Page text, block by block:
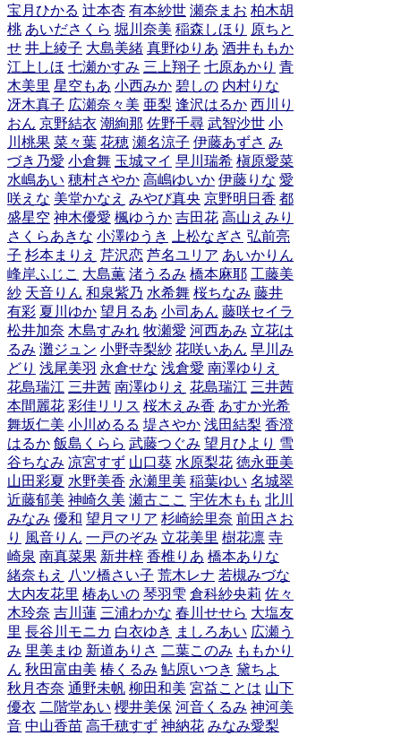
宝月ひかる 辻本杏 有本紗世 瀬奈まお 柏木胡
桃 あいださくら 堀川奈美 稲森しほり 原ちと
せ 井上綾子 大島美緒 真野ゆりあ 酒井ももか
江上しほ 七瀬かすみ 三上翔子 七原あかり 青
木美里 星空もあ 小西みか 碧しの 内村りな
冴木真子 広瀬奈々美 亜梨 逢沢はるか 西川り
おん 京野結衣 潮絢那 佐野千尋 武智沙世 小
川桃果 菜々葉 花穂 瀬名涼子 伊藤あずさ み
づき乃愛 小倉舞 玉城マイ 早川瑞希 槇原愛菜
水嶋あい 穂村さやか 高嶋ゆいか 伊藤りな 愛
咲えな 美堂かなえ みやび真央 京野明日香 都
盛星空 神木優愛 楓ゆうか 吉田花 高山えみり
さくらあきな 小澤ゆうき 上松なぎさ 弘前亮
子 杉本まりえ 芹沢恋 芦名ユリア あいかりん
峰岸ふじこ 大島薫 渚うるみ 橋本麻耶 工藤美
紗 天音りん 和泉紫乃 水希舞 桜ちなみ 藤井
有彩 夏川ゆか 望月るあ 小司あん 藤咲セイラ
松井加奈 木島すみれ 牧瀬愛 河西あみ 立花は
るみ 灘ジュン 小野寺梨紗 花咲いあん 早川み
どり 浅尾美羽 永倉せな 浅倉愛 南澤ゆりえ
花島瑞江 三井茜 南澤ゆりえ 花島瑞江 三井茜
本間麗花 彩佳リリス 桜木えみ香 あすか光希
舞坂仁美 小川めるる 堤さやか 浅田結梨 香澄
はるか 飯島くらら 武藤つぐみ 望月ひより 雪
谷ちなみ 凉宮すず 山口葵 水原梨花 徳永亜美
山田彩夏 水野美香 永瀬里美 稲葉ゆい 名城翠
近藤郁美 神崎久美 瀬古ここ 宇佐木もも 北川
みなみ 優和 望月マリア 杉崎絵里奈 前田さお
り 風音りん 一戸のぞみ 立花美里 樹花凛 寺
崎泉 南真菜果 新井梓 香椎りあ 橋本ありな
緒奈もえ
八ツ橋さい子 荒木レナ 若槻みづな
大内友花里 椿あいの 琴羽雫 倉科紗央莉 佐々
木玲奈 吉川蓮 三浦わかな 春川せせら 大塩友
里 長谷川モニカ 白衣ゆき ましろあい 広瀬う
み 里美まゆ 新道ありさ 二葉このみ ももかり
ん 秋田富由美 椿くるみ 鮎原いつき 黛ちよ
秋月杏奈 通野未帆 柳田和美 宮益ことは 山下
優衣 二階堂あい 櫻井美保 河音くるみ 神河美
音 中山香苗 高千穂すず 神納花 みなみ愛梨